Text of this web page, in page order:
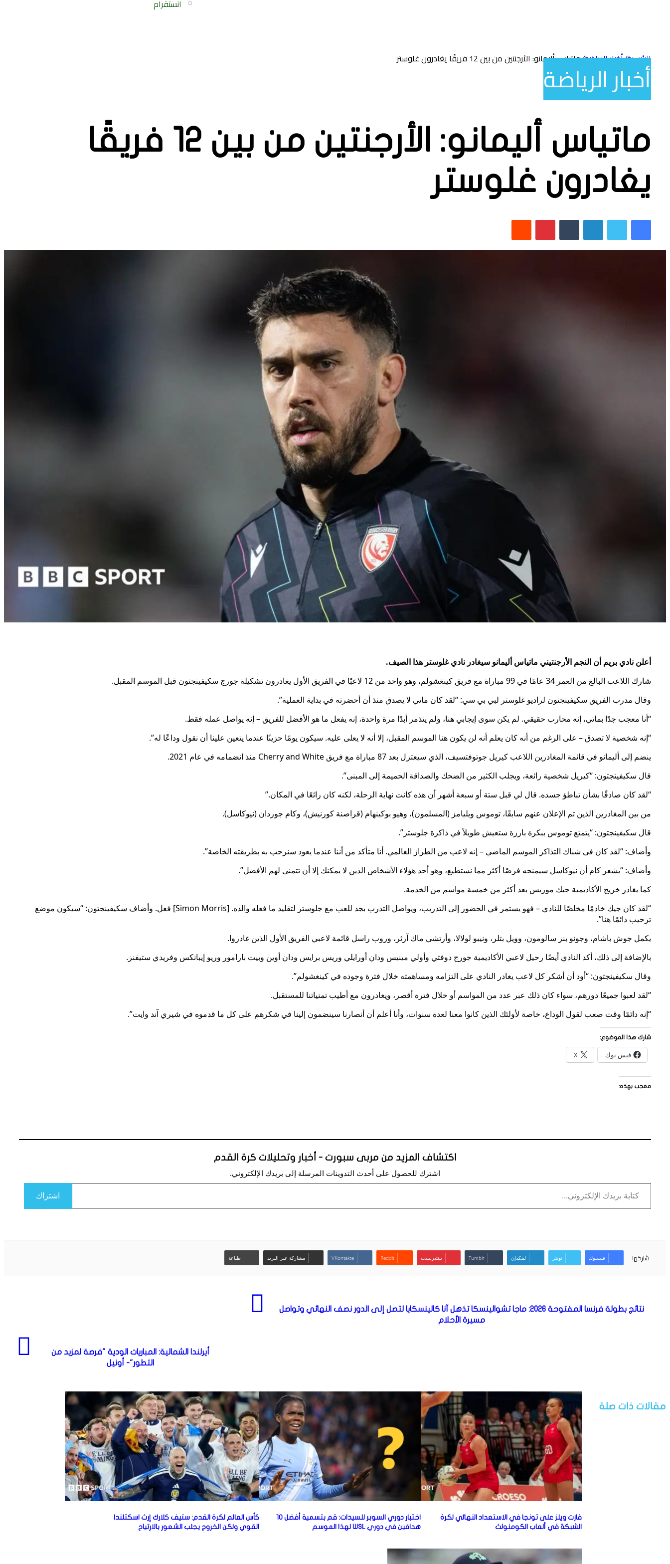
انستقرام
الرئيسية/أخبار الرياضة/ماتياس أليمانو: الأرجنتين من بين 12 فريقًا يغادرون غلوسترأخبار الرياضة
ماتياس أليمانو: الأرجنتين من بين 12 فريقًا
يغادرون غلوستر
فيسبوكتويتر لينكدإن بينتيريست
أعلن نادي بريم أن النجم الأرجنتيني ماتياس أليمانو سيغادر نادي غلوستر هذا الصيف.
شارك اللاعب البالغ من العمر 34 عامًا في 99 مباراة مع فريق كينغشولم، وهو واحد من 12 لاعبًا في الفريق الأول يغادرون تشكيلة جورج سكيفينجتون قبل الموسم المقبل.
وقال مدرب الفريق سكيفينجتون لراديو غلوستر لبي بي سي: “لقد كان ماتي لا يصدق منذ أن أحضرته في بداية العملية”.
“أنا معجب جدًا بماتي، إنه محارب حقيقي. لم يكن سوى إيجابي هنا، ولم يتذمر أبدًا مرة واحدة، إنه يفعل ما هو الأفضل للفريق – إنه يواصل عمله فقط.
“إنه شخصية لا تصدق – على الرغم من أنه كان يعلم أنه لن يكون هنا الموسم المقبل، إلا أنه لا يعلى عليه. سيكون يومًا حزينًا عندما يتعين علينا أن نقول وداعًا له”.
ينضم إلى أليمانو في قائمة المغادرين اللاعب كيريل جوتوفتسيف، الذي سيعتزل بعد 87 مباراة مع فريق Cherry and White منذ انضمامه في عام 2021.
قال سكيفينجتون: “كيريل شخصية رائعة، ويجلب الكثير من الضحك والصداقة الحميمة إلى المبنى”.
“لقد كان صادقًا بشأن تباطؤ جسده. قال لي قبل ستة أو سبعة أشهر أن هذه كانت نهاية الرحلة، لكنه كان رائعًا في المكان.”
من بين المغادرين الذين تم الإعلان عنهم سابقًا، توموس ويليامز (المسلمون)، وهيو بوكينهام (قراصنة كورنيش)، وكام جوردان (نيوكاسل).
قال سكيفينجتون: “يتمتع توموس ببكرة بارزة ستعيش طويلاً في ذاكرة جلوستر”.
وأضاف: “لقد كان في شباك التذاكر الموسم الماضي – إنه لاعب من الطراز العالمي. أنا متأكد من أننا عندما يعود سنرحب به بطريقته الخاصة”.
وأضاف: “يشعر كام أن نيوكاسل سيمنحه فرصًا أكثر مما نستطيع، وهو أحد هؤلاء الأشخاص الذين لا يمكنك إلا أن تتمنى لهم الأفضل”.
كما يغادر خريج الأكاديمية جيك موريس بعد أكثر من خمسة مواسم من الخدمة.
“لقد كان جيك خادمًا مخلصًا للنادي – فهو يستمر في الحضور إلى التدريب، ويواصل التدرب بجد للعب مع جلوستر لتقليد ما فعله والده. [Simon Morris] فعل. وأضاف سكيفينجتون: “سيكون موضع
ترحيب دائمًا هنا”.
يكمل جوش باشام، وجونو بنز سالومون، وويل بتلر، ونيبو لولالا، وأرتشي ماك آرثر، وروب راسل قائمة لاعبي الفريق الأول الذين غادروا.
بالإضافة إلى ذلك، أكد النادي أيضًا رحيل لاعبي الأكاديمية جورج دوفتي وأولي مينيس ودان أورايلي وريس برايس ودان أوين وبيت بارامور وريو إيبانكس وفريدي ستيفنز.
وقال سكيفينجتون: “أود أن أشكر كل لاعب يغادر النادي على التزامه ومساهمته خلال فترة وجوده في كينغشولم”.
“لقد لعبوا جميعًا دورهم، سواء كان ذلك عبر عدد من المواسم أو خلال فترة أقصر، ويغادرون مع أطيب تمنياتنا للمستقبل.
“إنه دائمًا وقت صعب لقول الوداع، خاصة لأولئك الذين كانوا معنا لعدة سنوات، وأنا أعلم أن أنصارنا سينضمون إلينا في شكرهم على كل ما قدموه في شيري آند وايت”.
شارك هذا الموضوع:
فيس بوك X
معجب بهذه:
اكتشاف المزيد من مربى سبورت - أخبار وتحليلات كرة القدم
اشترك للحصول على أحدث التدوينات المرسلة إلى بريدك الإلكتروني.
كتابة بريدك الإلكتروني...
اشتراك
شاركها فيسبوك تويتر لينكدإن بينتيريست مشاركة عبر البريد طباعة
نتائج بطولة فرنسا المفتوحة 2026: ماجا تشوالينسكا تذهل آنا كالينسكايا لتصل إلى الدور نصف النهائي وتواصل
مسيرة الأحلام
أيرلندا الشمالية: المباريات الودية "فرصة لمزيد من
التطور"- أونيل
مقالات ذات صلة
فازت ويلز على تونجا في الاستعداد النهائي لكرة
الشبكة في ألعاب الكومنولث
اختبار دوري السوبر للسيدات: قم بتسمية أفضل 10
هدافين في دوري WSL لهذا الموسم
كأس العالم لكرة القدم: ستيف كلارك إرث اسكتلندا
القوي ولكن الخروج يجلب الشعور بالارتياح